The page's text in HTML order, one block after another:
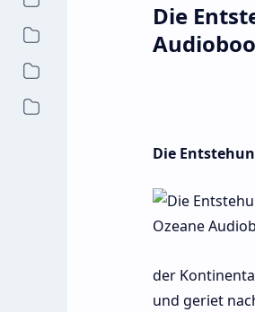
Die
Die
der
und geriet